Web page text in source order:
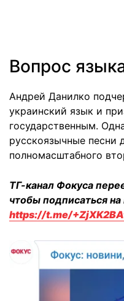
Вопрос
Андрей Данилко
украинский язык и
государственным.
русскоязычные песни
полномасштабного
ТГ-канал Фокуса
чтобы подписаться
https://t.me/